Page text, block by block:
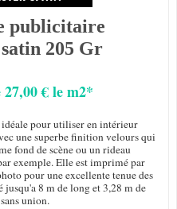
publicitaire
205 Gr
€ le m2*
pour utiliser en intérieur
une superbe finition velours qui
fond de scène ou un rideau
exemple. Elle est imprimé par
pour une excellente tenue des
8 m de long et 3,28 m de
union.